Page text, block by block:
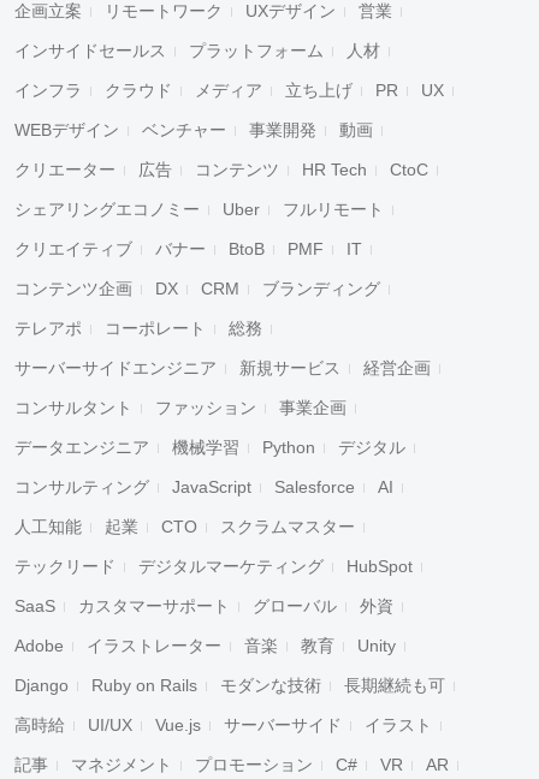
企画立案 リモートワーク UXデザイン 営業
インサイドセールス プラットフォーム 人材
インフラ クラウド メディア 立ち上げ PR UX
WEBデザイン ベンチャー 事業開発 動画
クリエーター 広告 コンテンツ HR Tech CtoC
シェアリングエコノミー Uber フルリモート
クリエイティブ バナー BtoB PMF IT
コンテンツ企画 DX CRM ブランディング
テレアポ コーポレート 総務
サーバーサイドエンジニア 新規サービス 経営企画
コンサルタント ファッション 事業企画
データエンジニア 機械学習 Python デジタル
コンサルティング JavaScript Salesforce AI
人工知能 起業 CTO スクラムマスター
テックリード デジタルマーケティング HubSpot
SaaS カスタマーサポート グローバル 外資
Adobe イラストレーター 音楽 教育 Unity
Django Ruby on Rails モダンな技術 長期継続も可
高時給 UI/UX Vue.js サーバーサイド イラスト
記事 マネジメント プロモーション C# VR AR